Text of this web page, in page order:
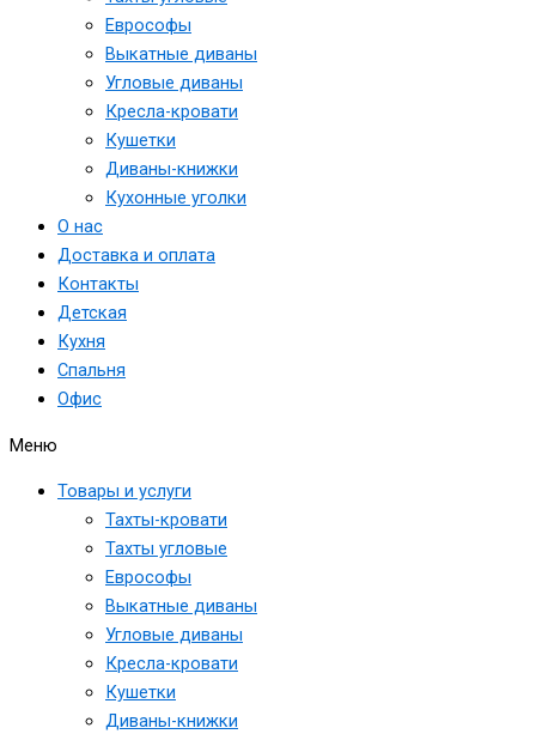
Еврософы
Выкатные диваны
Угловые диваны
Кресла-кровати
Кушетки
Диваны-книжки
Кухонные уголки
О нас
Доставка и оплата
Контакты
Детская
Кухня
Спальня
Офис
Меню
Товары и услуги
Тахты-кровати
Тахты угловые
Еврософы
Выкатные диваны
Угловые диваны
Кресла-кровати
Кушетки
Диваны-книжки